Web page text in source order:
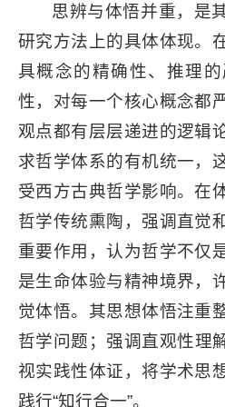
思辨与体悟并重，是
研究方法上的具体体现。
具概念的精确性、推理
性，对每一个核心概念都
观点都有层层递进的逻辑
求哲学体系的有机统一，
受西方古典哲学影响。在
哲学传统熏陶，强调直觉
重要作用，认为哲学不仅
是生命体验与精神境界，
觉体悟。其思想体悟注重
哲学问题；强调直观性理
视实践性体证，将学术思
践行“知行合一”。